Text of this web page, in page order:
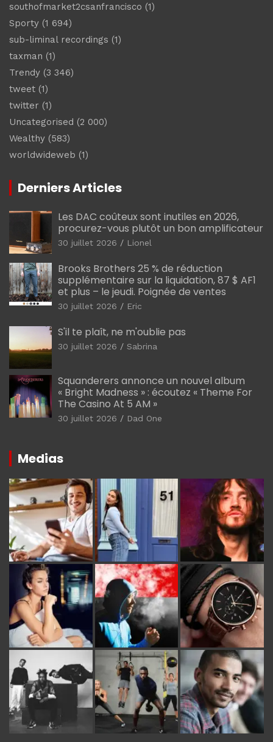
southofmarket2csanfrancisco (1)
Sporty (1 694)
sub-liminal recordings (1)
taxman (1)
Trendy (3 346)
tweet (1)
twitter (1)
Uncategorised (2 000)
Wealthy (583)
worldwideweb (1)
Derniers Articles
Les DAC coûteux sont inutiles en 2026,
procurez-vous plutôt un bon amplificateur
30 juillet 2026 Lionel
Brooks Brothers 25 % de réduction
supplémentaire sur la liquidation, 87 $ AF1
et plus – le jeudi. Poignée de ventes
30 juillet 2026 Eric
S'il te plaît, ne m'oublie pas
30 juillet 2026 Sabrina
Squanderers annonce un nouvel album
« Bright Madness » : écoutez « Theme For
The Casino At 5 AM »
30 juillet 2026 Dad One
Medias